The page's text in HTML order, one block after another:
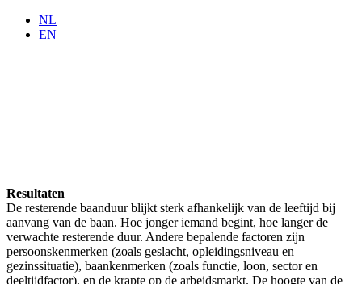
NL
EN
Resultaten
De resterende baanduur blijkt sterk afhankelijk van de leeftijd bij
aanvang van de baan. Hoe jonger iemand begint, hoe langer de
verwachte resterende duur. Andere bepalende factoren zijn
persoonskenmerken (zoals geslacht, opleidingsniveau en
gezinssituatie), baankenmerken (zoals functie, loon, sector en
deeltijdfactor), en de krapte op de arbeidsmarkt. De hoogte van de